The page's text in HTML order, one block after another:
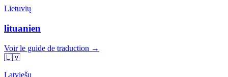
Lietuvių
lituanien
Voir le guide de traduction →
🇱🇻
Latviešu